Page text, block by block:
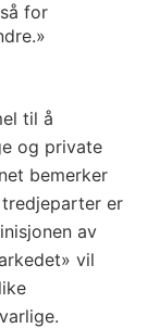
for
til å
og private
bemerker
er
av
vil